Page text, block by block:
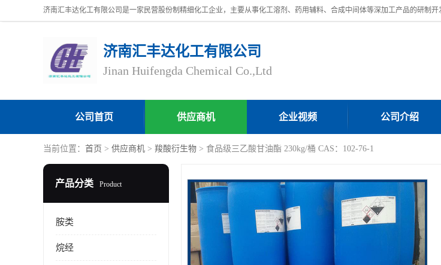
济南汇丰达化工有限公司
Jinan Huifengda Chemical Co.,Ltd
公司首页 供应商机 企业视频 公司介绍
当前位置： 首页 > 供应商机 > 羧酸衍生物 > 食品级三乙酸甘油酯 230kg/桶 CAS：102-76-1
产品分类 Product
胺类
烷经